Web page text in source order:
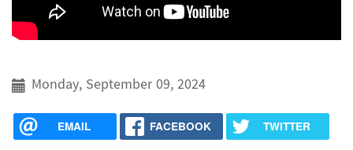
Monday, September 09, 2024
EMAIL FACEBOOK TWITTER